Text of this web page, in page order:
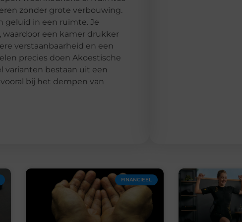
zonder grote verbouwing.
geluid in een ruimte. Je
een kamer drukker
verstaanbaarheid en een
precies doen Akoestische
varianten bestaan uit een
bij het dempen van
FINANCIEEL